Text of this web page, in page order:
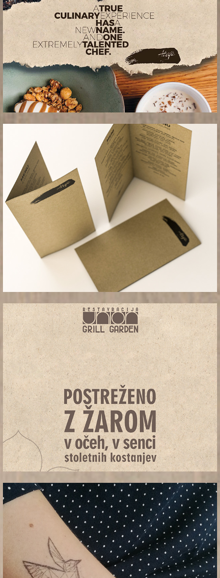
_vizualne komunikacije
_restavracija union 17'